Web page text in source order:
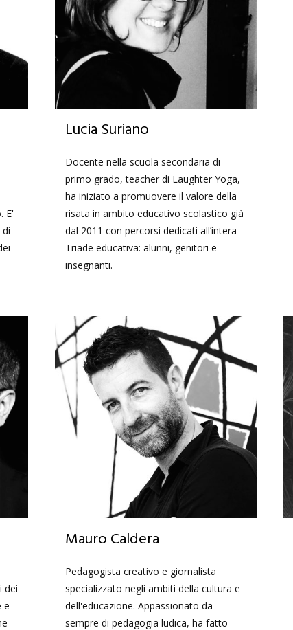
E'
Lucia Suriano
Docente nella scuola secondaria di
primo grado, teacher di Laughter Yoga,
ha iniziato a promuovere il valore della
risata in ambito educativo scolastico già
dal 2011 con percorsi dedicati all’intera
Triade educativa: alunni, genitori e
insegnanti.
dei
e
Mauro Caldera
Pedagogista creativo e giornalista
specializzato negli ambiti della cultura e
dell'educazione. Appassionato da
sempre di pedagogia ludica, ha fatto